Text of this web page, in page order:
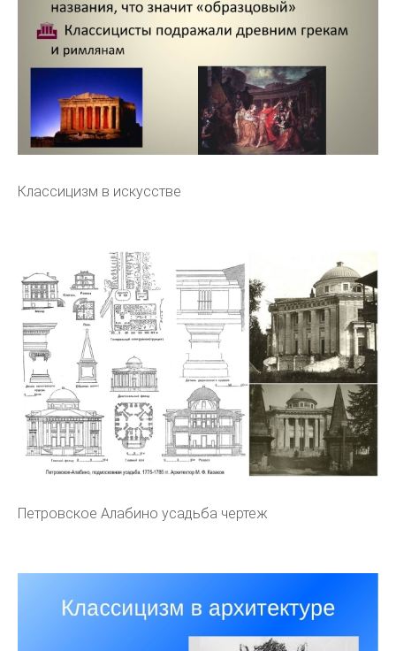
Классицизм в искусстве
Петровское Алабино усадьба чертеж